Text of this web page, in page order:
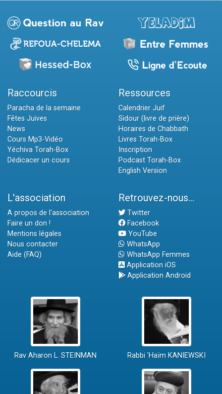
Raccourcis
Paracha de la semaine
Fêtes Juives
News
Cours Mp3-Vidéo
Yéchiva Torah-Box
Dédicacer un cours
Ressources
Calendrier Juif
Sidour (livre de prière)
Horaires de Chabbath
Livres Torah-Box
Inscription
Podcast Torah-Box
English Version
L'association
A propos de l'association
Faire un don !
Mentions légales
Nous contacter
Aide (FAQ)
Retrouvez-nous...
Twitter
Facebook
YouTube
WhatsApp
WhatsApp Femmes
Application iOS
Application Android
Rav Aharon L. STEINMAN Rabbi 'Haïm KANIEWSKI